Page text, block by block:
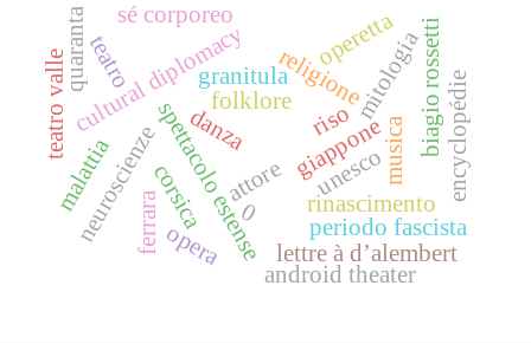
granitula
danza
corsica
folklorereligione
risomitologia
giappone
spettacolo estense
ferrara
biagio rossetti
rinascimento
cultural diplomacy operetta
periodo fascista
neuroscienze
teatro
attore
sé corporeo
encyclopédie
lettre à d’alembert
musica
opera
quaranta
malattia
android theater
teatro valle
0
unesco